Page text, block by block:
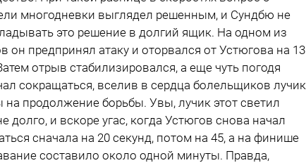
многодневки выглядел решенным, и Сундбю не
это решение в долгий ящик. На одном из
он предпринял атаку и оторвался от Устюгова на 13
отрыв стабилизировался, а еще чуть погодя
сокращаться, вселив в сердца болельщиков лучик
продолжение борьбы. Увы, лучик этот светил
долго, и вскоре угас, когда Устюгов снова начал
сначала на 20 секунд, потом на 45, а на финише
составило около одной минуты. Правда,